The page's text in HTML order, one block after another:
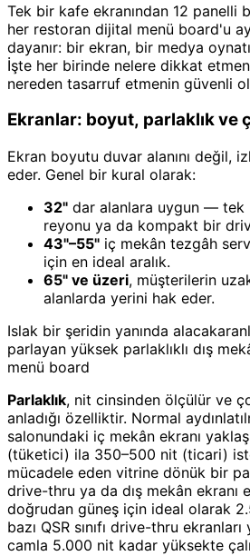
Tek bir kafe ekranından 12 panelli
her restoran dijital menü board'u
dayanır: bir ekran, bir medya
İşte her birinde nelere dikkat
nereden tasarruf etmenin güvenli
Ekranlar: boyut, parlaklık ve
Ekran boyutu duvar alanını değil,
eder. Genel bir kural olarak:
32" dar alanlara uygun —
reyonu ya da kompakt bir
43"–55" iç mekân tezgâh
için en ideal aralık.
65" ve üzeri, müşterilerin
alanlarda yerini hak eder.
Islak bir şeridin yanında
parlayan yüksek parlaklıklı dış
menü board
Parlaklık, nit cinsinden ölçülür ve
anladığı özelliktir. Normal
salonundaki iç mekân ekranı
(tüketici) ila 350–500 nit (ticari)
mücadele eden vitrine dönük bir
drive-thru ya da dış mekân ekranı
doğrudan güneş için ideal olarak
bazı QSR sınıfı drive-thru
camla 5.000 nit kadar yüksekte